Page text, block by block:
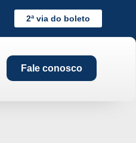
2ª via do boleto
Fale conosco